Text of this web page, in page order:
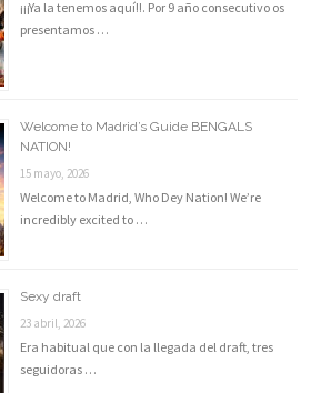
¡¡¡Ya la tenemos aquí!!. Por 9 año consecutivo os
presentamos …
Welcome to Madrid’s Guide BENGALS
NATION!
15 mayo, 2026
Welcome to Madrid, Who Dey Nation! We’re
incredibly excited to …
Sexy draft
23 abril, 2026
Era habitual que con la llegada del draft, tres
seguidoras …